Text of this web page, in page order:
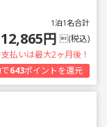
1泊1名合計
12,865円 (税込)
払いは最大2ヶ月後！
643ポイントを還元